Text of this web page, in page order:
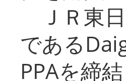
ＪＲ東
である
PPAを締